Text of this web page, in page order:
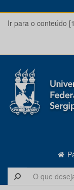
Ir para o conteúdo